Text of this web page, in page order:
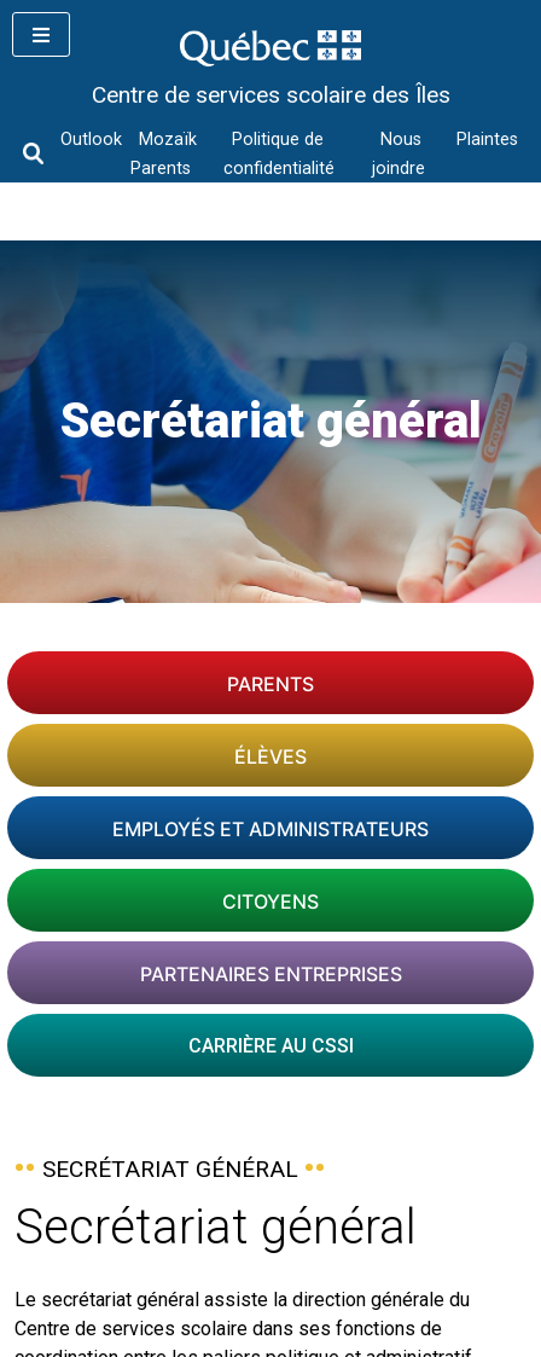
Skip
Centre de services scolaire des Îles
Outlook
Mozaïk
Parents
Politique de
confidentialité
Nous
joindre
Plaintes
Secrétariat général
PARENTS
ÉLÈVES
EMPLOYÉS ET ADMINISTRATEURS
CITOYENS
PARTENAIRES ENTREPRISES
CARRIÈRE AU CSSI
SECRÉTARIAT GÉNÉRAL
Secrétariat général
Le secrétariat général assiste la direction générale du
Centre de services scolaire dans ses fonctions de